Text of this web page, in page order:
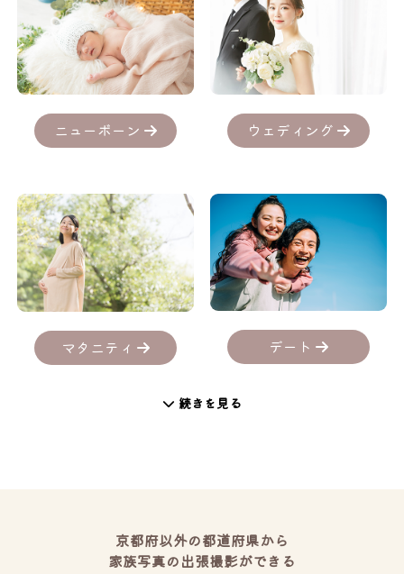
ニューボーン ウェディング
マタニティ デート
続きを見る
京都府以外の都道府県から
家族写真の出張撮影ができる